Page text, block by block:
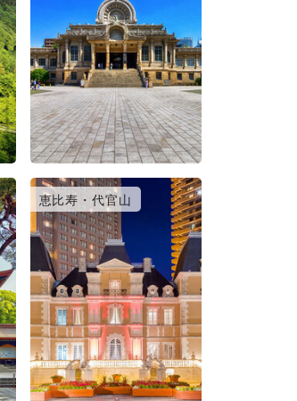
恵比寿・代官山